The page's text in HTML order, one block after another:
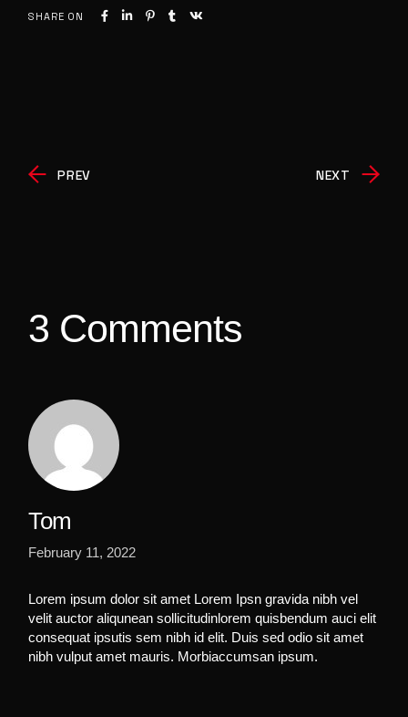
SHARE ON
PREV NEXT
3 Comments
Tom
February 11, 2022
Lorem ipsum dolor sit amet Lorem Ipsn gravida nibh vel
velit auctor aliqunean sollicitudinlorem quisbendum auci elit
consequat ipsutis sem nibh id elit. Duis sed odio sit amet
nibh vulput amet mauris. Morbiaccumsan ipsum.